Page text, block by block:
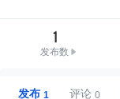
1
发布数
发布 评论